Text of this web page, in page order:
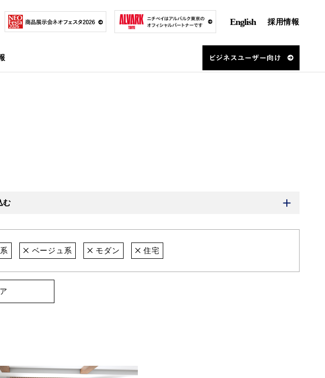
English 採用情報
む
ベージュ系 モダン 住宅